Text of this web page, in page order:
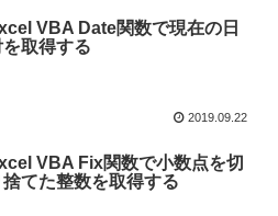
VBA Date関数で現在の日
を取得する
2019.09.22
VBA Fix関数で小数点を切
捨てた整数を取得する